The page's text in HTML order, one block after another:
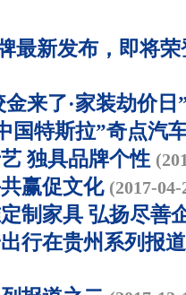
最新发布，即将荣
来了·家装劫价日
国特斯拉”奇点汽
独具品牌个性
赢促文化 (2017-04-
制家具 弘扬尽善
行在贵州系列报